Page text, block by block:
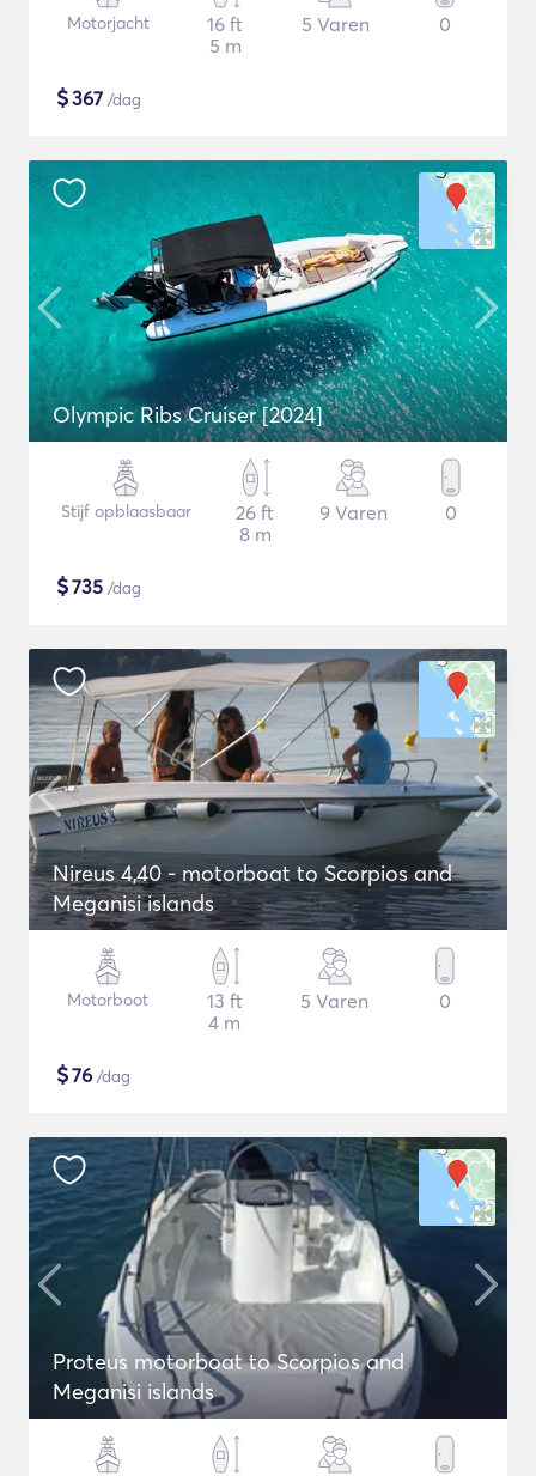
Motorjacht
16 ft
5 m
5 Varen 0
$367 /dag
Olympic Ribs Cruiser [2024]
Stijf opblaasbaar
26 ft
8 m
9 Varen 0
$735 /dag
Nireus 4,40 - motorboat to Scorpios and
Meganisi islands
Motorboot
13 ft
4 m
5 Varen 0
$76 /dag
Proteus motorboat to Scorpios and
Meganisi islands